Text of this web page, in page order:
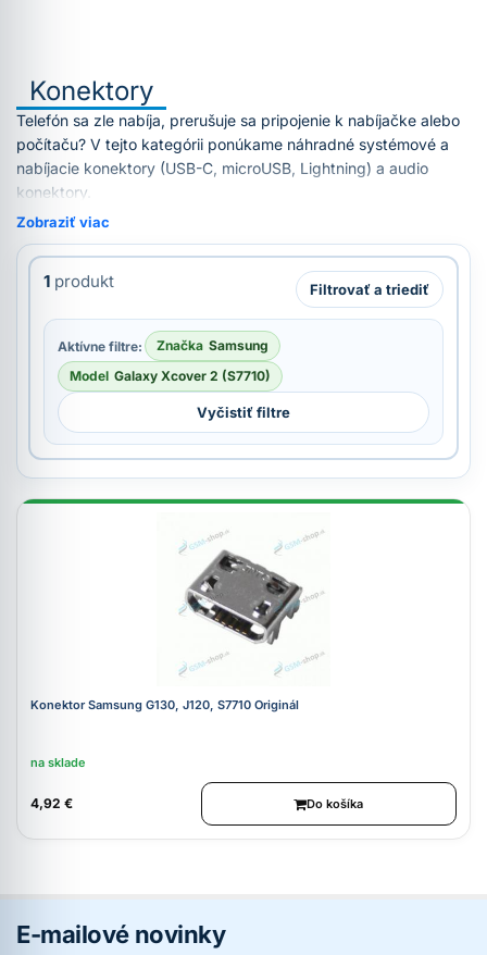
Konektory
Telefón sa zle nabíja, prerušuje sa pripojenie k nabíjačke alebo
počítaču? V tejto kategórii ponúkame náhradné systémové a
nabíjacie konektory (USB-C, microUSB, Lightning) a audio
konektory.
Zobraziť viac
1 produkt Filtrovať a triediť
Aktívne filtre: Značka Samsung
Model Galaxy Xcover 2 (S7710)
Vyčistiť filtre
Konektor Samsung G130, J120, S7710 Originál
na sklade
4,92 € Do košíka
E-mailové novinky